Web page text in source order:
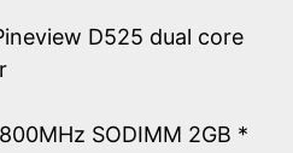
D525 dual core
SODIMM 2GB *